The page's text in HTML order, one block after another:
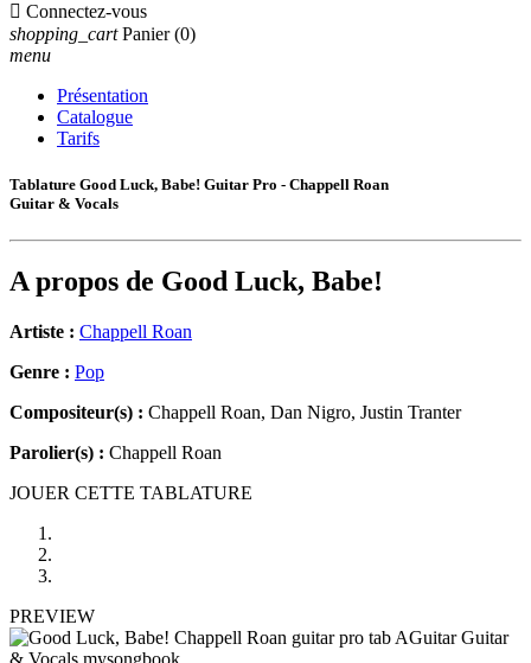
 Connectez-vous
shopping_cart Panier (0)
menu
Présentation
Catalogue
Tarifs
Tablature Good Luck, Babe! Guitar Pro - Chappell Roan
Guitar & Vocals
A propos de Good Luck, Babe!
Artiste : Chappell Roan
Genre : Pop
Compositeur(s) : Chappell Roan, Dan Nigro, Justin Tranter
Parolier(s) : Chappell Roan
JOUER CETTE TABLATURE
PREVIEW